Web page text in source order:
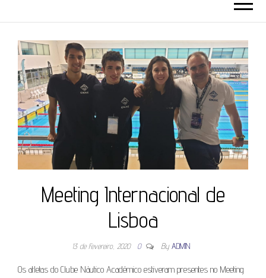
Meeting Internacional de
Lisboa
13 de Fevereiro, 2020 0 By ADMIN
Os atletas do Clube Náutico Académico estiveram presentes no Meeting